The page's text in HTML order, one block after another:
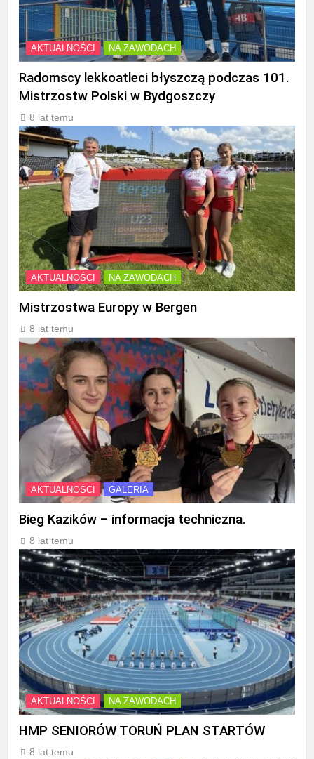
AKTUALNOŚCI NA ZAWODACH
Radomscy lekkoatleci błyszczą podczas 101.
Mistrzostw Polski w Bydgoszczy
8 lat temu
AKTUALNOŚCI NA ZAWODACH
Mistrzostwa Europy w Bergen
8 lat temu
AKTUALNOŚCI GALERIA
Bieg Kazików – informacja techniczna.
8 lat temu
AKTUALNOŚCI NA ZAWODACH
HMP SENIORÓW TORUŃ PLAN STARTÓW
8 lat temu